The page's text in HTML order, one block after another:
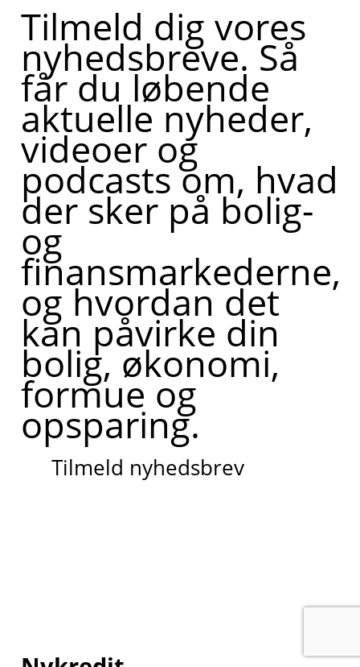
Tilmeld dig vores
nyhedsbreve. Så
får du løbende
aktuelle nyheder,
videoer og
podcasts om, hvad
der sker på bolig-
og
finansmarkederne,
og hvordan det
kan påvirke din
bolig, økonomi,
formue og
opsparing.
Tilmeld nyhedsbrev